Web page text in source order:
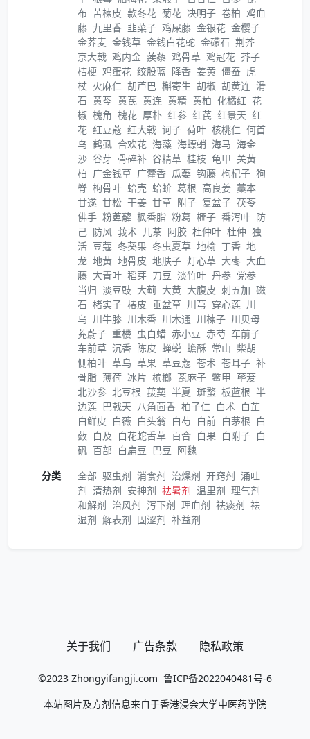
布 苦楝皮 款冬花 菊花 决明子 卷柏 鸡血
藤 九里香 韭菜子 鸡屎藤 金银花 金樱子
金荞麦 金钱草 金钱白花蛇 金礞石 荆芥
京大戟 鸡内金 蒺藜 鸡骨草 鸡冠花 芥子
桔梗 鸡蛋花 绞股蓝 降香 姜黄 僵蚕 虎
杖 火麻仁 胡芦巴 槲寄生 胡椒 胡黄连 滑
石 黄芩 黄芪 黄连 黄精 黄柏 化橘红 花
椒 槐角 槐花 厚朴 红参 红芪 红景天 红
花 红豆蔻 红大戟 诃子 荷叶 核桃仁 何首
乌 鹤虱 合欢花 海藻 海螵蛸 海马 海金
沙 谷芽 骨碎补 谷精草 桂枝 龟甲 关黄
柏 广金钱草 广藿香 瓜蒌 钩藤 枸杞子 狗
脊 枸骨叶 蛤壳 蛤蚧 葛根 高良姜 藁本
甘遂 甘松 干姜 甘草 附子 复盆子 茯苓
佛手 粉萆薢 枫香脂 粉葛 榧子 番泻叶 防
己 防风 莪术 儿茶 阿胶 杜仲叶 杜仲 独
活 豆蔻 冬葵果 冬虫夏草 地榆 丁香 地
龙 地黄 地骨皮 地肤子 灯心草 大枣 大血
藤 大青叶 稻芽 刀豆 淡竹叶 丹参 党参
当归 淡豆豉 大蓟 大黄 大腹皮 刺五加 磁
石 楮实子 椿皮 垂盆草 川芎 穿心莲 川
乌 川牛膝 川木香 川木通 川楝子 川贝母
茺蔚子 重楼 虫白蜡 赤小豆 赤芍 车前子
车前草 沉香 陈皮 蝉蜕 蟾酥 常山 柴胡
侧柏叶 草乌 草果 草豆蔻 苍术 苍耳子 补
骨脂 薄荷 冰片 槟榔 蓖麻子 鳖甲 荜茇
北沙参 北豆根 菝葜 半夏 斑蝥 板蓝根 半
边莲 巴戟天 八角茴香 柏子仁 白术 白芷
白鲜皮 白薇 白头翁 白芍 白前 白茅根 白
蔹 白及 白花蛇舌草 百合 白果 白附子 白
矾 百部 白扁豆 巴豆 阿魏
分类
全部 驱虫剂 消食剂 治燥剂 开窍剂 涌吐
剂 清热剂 安神剂 祛暑剂 温里剂 理气剂
和解剂 治风剂 泻下剂 理血剂 祛痰剂 祛
湿剂 解表剂 固涩剂 补益剂
关于我们 广告条款 隐私政策
©2023 Zhongyifangji.com 鲁ICP备2022040481号-6
本站图片及方剂信息来自于香港浸会大学中医药学院